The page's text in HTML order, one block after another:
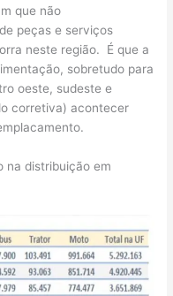
que não
peças e serviços
neste região. É que a
sobretudo para
oeste, sudeste e
corretiva) acontecer
na distribuição em